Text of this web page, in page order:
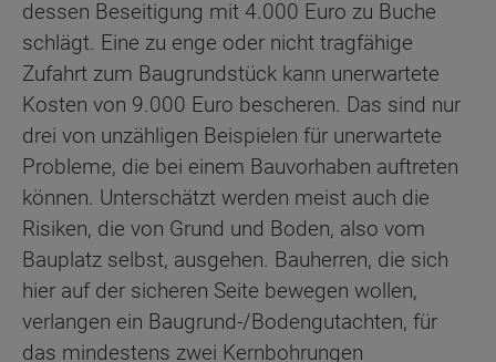
dessen Beseitigung mit 4.000 Euro zu Buche
schlägt. Eine zu enge oder nicht tragfähige
Zufahrt zum Baugrundstück kann unerwartete
Kosten von 9.000 Euro bescheren. Das sind nur
drei von unzähligen Beispielen für unerwartete
Probleme, die bei einem Bauvorhaben auftreten
können. Unterschätzt werden meist auch die
Risiken, die von Grund und Boden, also vom
Bauplatz selbst, ausgehen. Bauherren, die sich
hier auf der sicheren Seite bewegen wollen,
verlangen ein Baugrund-/Bodengutachten, für
das mindestens zwei Kernbohrungen